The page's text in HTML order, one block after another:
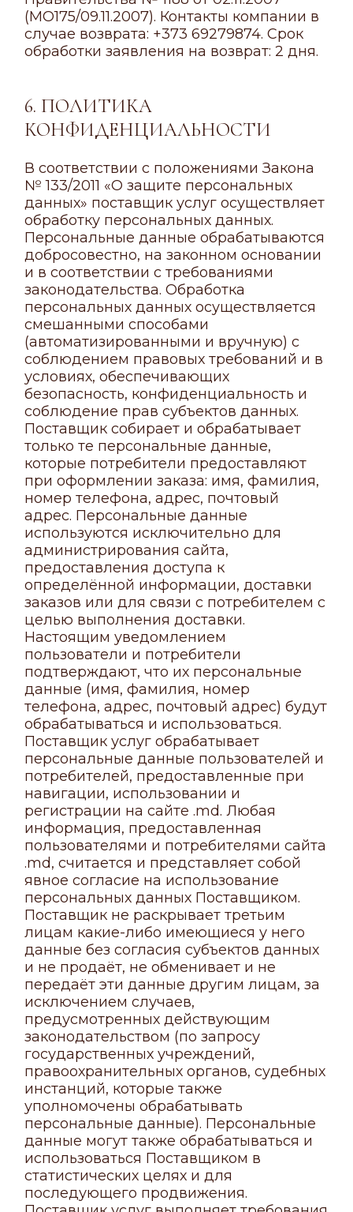
(MO175/09.11.2007). Контакты компании в
случае возврата: +373 69279874. Срок
обработки заявления на возврат: 2 дня.
6. ПОЛИТИКА
КОНФИДЕНЦИАЛЬНОСТИ
В соответствии с положениями Закона
№ 133/2011 «О защите персональных
данных» поставщик услуг осуществляет
обработку персональных данных.
Персональные данные обрабатываются
добросовестно, на законном основании
и в соответствии с требованиями
законодательства. Обработка
персональных данных осуществляется
смешанными способами
(автоматизированными и вручную) с
соблюдением правовых требований и в
условиях, обеспечивающих
безопасность, конфиденциальность и
соблюдение прав субъектов данных.
Поставщик собирает и обрабатывает
только те персональные данные,
которые потребители предоставляют
при оформлении заказа: имя, фамилия,
номер телефона, адрес, почтовый
адрес. Персональные данные
используются исключительно для
администрирования сайта,
предоставления доступа к
определённой информации, доставки
заказов или для связи с потребителем с
целью выполнения доставки.
Настоящим уведомлением
пользователи и потребители
подтверждают, что их персональные
данные (имя, фамилия, номер
телефона, адрес, почтовый адрес) будут
обрабатываться и использоваться.
Поставщик услуг обрабатывает
персональные данные пользователей и
потребителей, предоставленные при
навигации, использовании и
регистрации на сайте .md. Любая
информация, предоставленная
пользователями и потребителями сайта
.md, считается и представляет собой
явное согласие на использование
персональных данных Поставщиком.
Поставщик не раскрывает третьим
лицам какие-либо имеющиеся у него
данные без согласия субъектов данных
и не продаёт, не обменивает и не
передаёт эти данные другим лицам, за
исключением случаев,
предусмотренных действующим
законодательством (по запросу
государственных учреждений,
правоохранительных органов, судебных
инстанций, которые также
уполномочены обрабатывать
персональные данные). Персональные
данные могут также обрабатываться и
использоваться Поставщиком в
статистических целях и для
последующего продвижения.